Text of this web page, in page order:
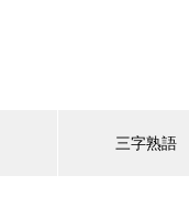
三字熟語